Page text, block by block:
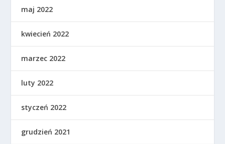
maj 2022
kwiecień 2022
marzec 2022
luty 2022
styczeń 2022
grudzień 2021